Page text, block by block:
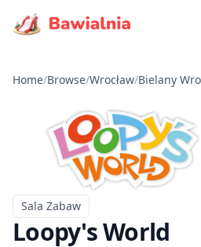
Home/Browse/Wrocław/Bielany
Typ
Sala Zabaw
Loopy's World